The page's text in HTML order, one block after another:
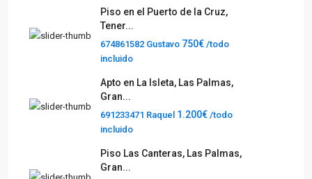
Piso en el Puerto de la Cruz,
Tener...
674861582 Gustavo 750€ /todo
incluido
Apto en La Isleta, Las Palmas,
Gran...
691233471 Raquel 1.200€ /todo
incluido
Piso Las Canteras, Las Palmas,
Gran...